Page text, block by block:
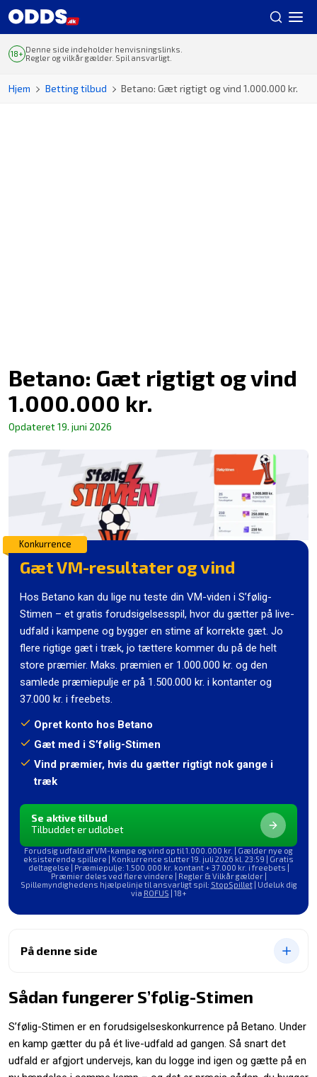
Hjem Betting tilbud Betano: Gæt rigtigt og vind 1.000.000 kr.
Denne side indeholder henvisningslinks.
Regler og vilkår gælder. Spil ansvarligt.
Betano: Gæt rigtigt og vind
1.000.000 kr.
Opdateret19. juni 2026
Konkurrence
Gæt VM-resultater og vind
Hos Betano kan du lige nu teste din VM-viden i S’følig-
Stimen – et gratis forudsigelsesspil, hvor du gætter på live-
udfald i kampene og bygger en stime af korrekte gæt. Jo
flere rigtige gæt i træk, jo tættere kommer du på de helt
store præmier. Maks. præmien er 1.000.000 kr. og den
samlede præmiepulje er på 1.500.000 kr. i kontanter og
37.000 kr. i freebets.
Opret konto hos Betano
Gæt med i S’følig-Stimen
Vind præmier, hvis du gætter rigtigt nok gange i
træk
Se aktive tilbud
Tilbuddet er udløbet
Forudsig udfald af VM-kampe og vind op til 1.000.000 kr. | Gælder nye og
eksisterende spillere | Konkurrence slutter 19. juli 2026 kl. 23:59 | Gratis
deltagelse | Præmiepulje: 1.500.000 kr. kontant + 37.000 kr. i freebets |
Præmier deles ved flere vindere | Regler & Vilkår gælder |
Spillemyndighedens hjælpelinje til ansvarligt spil: StopSpillet| Udeluk dig
via ROFUS | 18+
På denne side
Sådan fungerer S’følig-Stimen
S’følig-Stimen er en forudsigelseskonkurrence på Betano. Under
en kamp gætter du på ét live-udfald ad gangen. Så snart det
udfald er afgjort undervejs, kan du logge ind igen og gætte på en